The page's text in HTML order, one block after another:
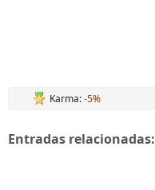
Karma:-5%
Entradas relacionadas: